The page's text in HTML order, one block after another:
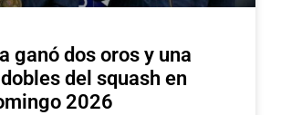
ganó dos oros y una
del squash en
2026